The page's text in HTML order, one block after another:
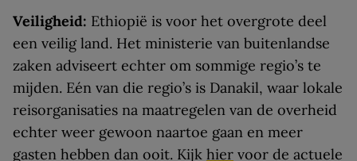
Veiligheid: Ethiopië is voor het overgrote deel
een veilig land. Het ministerie van buitenlandse
zaken adviseert echter om sommige regio’s te
mijden. Eén van die regio’s is Danakil, waar lokale
reisorganisaties na maatregelen van de overheid
echter weer gewoon naartoe gaan en meer
gasten hebben dan ooit. Kijk hier voor de actuele